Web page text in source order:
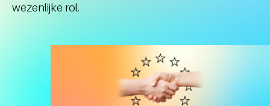
wezenlijke rol.